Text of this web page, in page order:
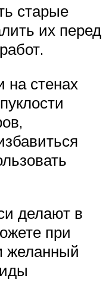
старые
их перед
на стенах
делают в
при
желанный